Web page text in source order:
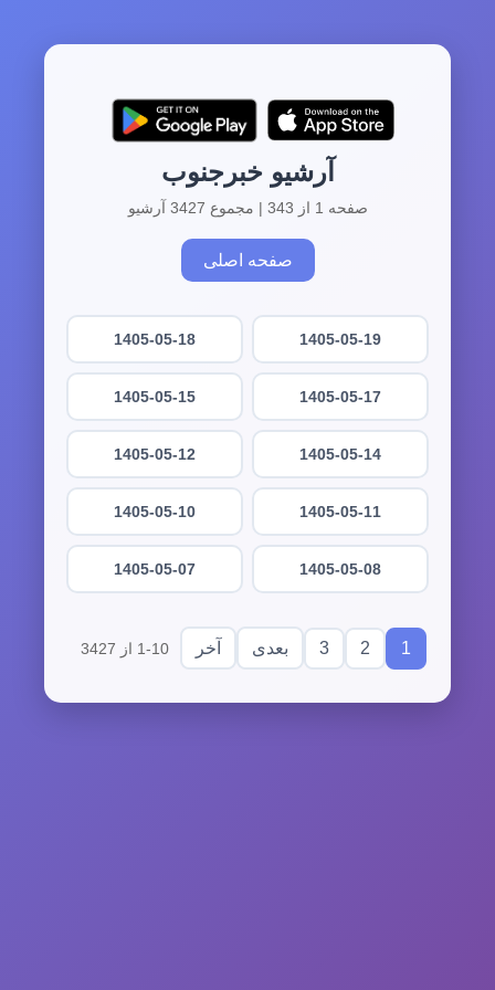
آرشیو خبرجنوب
صفحه 1 از 343 | مجموع 3427 آرشیو
صفحه اصلی
1405-05-19
1405-05-18
1405-05-17
1405-05-15
1405-05-14
1405-05-12
1405-05-11
1405-05-10
1405-05-08
1405-05-07
1
2
3 بعدی آخر 1-10 از 3427